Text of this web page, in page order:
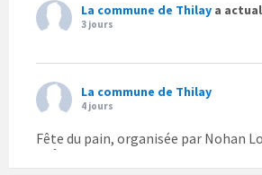
La commune de Thilay a
3 jours
La commune de Thilay
4 jours
Fête du pain, organisée par Nohan
août.